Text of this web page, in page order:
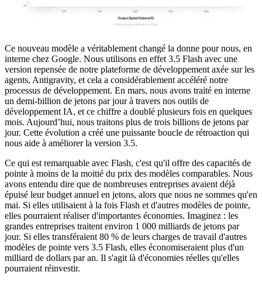
Ce nouveau modèle a véritablement changé la donne pour nous, en
interne chez Google. Nous utilisons en effet 3.5 Flash avec une
version repensée de notre plateforme de développement axée sur les
agents, Antigravity, et cela a considérablement accéléré notre
processus de développement. En mars, nous avons traité en interne
un demi-billion de jetons par jour à travers nos outils de
développement IA, et ce chiffre a doublé plusieurs fois en quelques
mois. Aujourd’hui, nous traitons plus de trois billions de jetons par
jour. Cette évolution a créé une puissante boucle de rétroaction qui
nous aide à améliorer la version 3.5.
Ce qui est remarquable avec Flash, c'est qu'il offre des capacités de
pointe à moins de la moitié du prix des modèles comparables. Nous
avons entendu dire que de nombreuses entreprises avaient déjà
épuisé leur budget annuel en jetons, alors que nous ne sommes qu'en
mai. Si elles utilisaient à la fois Flash et d'autres modèles de pointe,
elles pourraient réaliser d'importantes économies. Imaginez : les
grandes entreprises traitent environ 1 000 milliards de jetons par
jour. Si elles transféraient 80 % de leurs charges de travail d'autres
modèles de pointe vers 3.5 Flash, elles économiseraient plus d'un
milliard de dollars par an. Il s'agit là d'économies réelles qu'elles
pourraient réinvestir.